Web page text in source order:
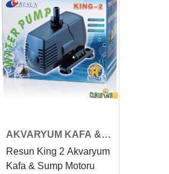
AKVARYUM KAFA &
SUMP MOTORU
Resun King 2 Akvaryum
Kafa & Sump Motoru